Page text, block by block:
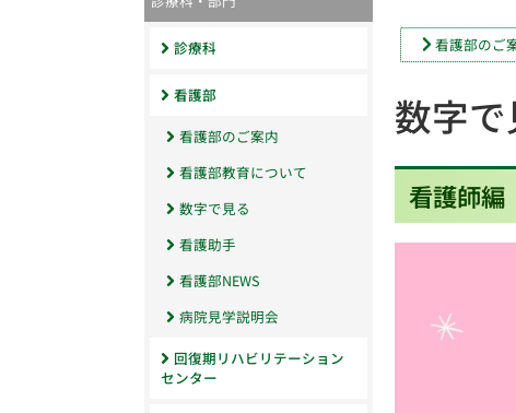
看護部のご
数字
看護師編
診療科
看護部
看護部のご案内
看護部教育について
数字で見る
看護助手
看護部NEWS
病院見学説明会
回復期リハビリテーション
センター